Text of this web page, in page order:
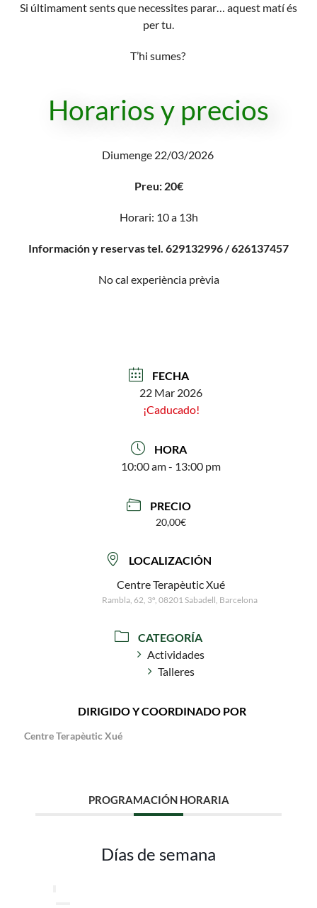
Si últimament sents que necessites parar… aquest matí és
per tu.
T’hi sumes?
Horarios y precios
Diumenge 22/03/2026
Preu: 20€
Horari: 10 a 13h
Información y reservas tel. 629132996 / 626137457
No cal experiència prèvia
FECHA
22 Mar 2026
¡Caducado!
HORA
10:00 am - 13:00 pm
PRECIO
20,00€
LOCALIZACIÓN
Centre Terapèutic Xué
Rambla, 62, 3º, 08201 Sabadell, Barcelona
CATEGORÍA
Actividades
Talleres
DIRIGIDO Y COORDINADO POR
Centre Terapèutic Xué
PROGRAMACIÓN HORARIA
Días de semana